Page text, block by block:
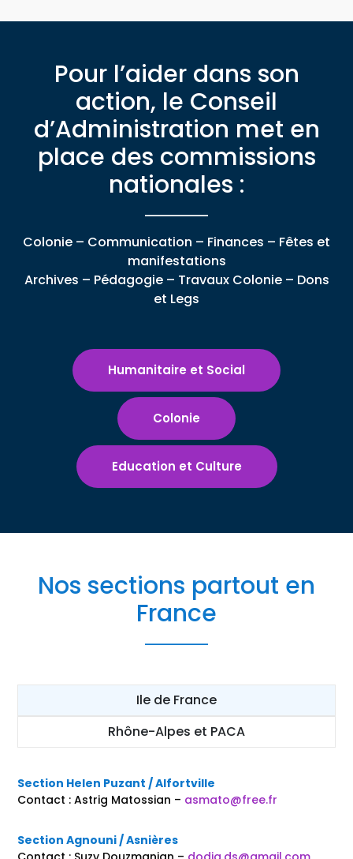
Pour l’aider dans son
action, le Conseil
d’Administration met en
place des commissions
nationales :
Colonie – Communication – Finances – Fêtes et
manifestations
Archives – Pédagogie – Travaux Colonie – Dons
et Legs
Humanitaire et Social
Colonie
Education et Culture
Nos sections partout en
France
Ile de France
Rhône-Alpes et PACA
Section Helen Puzant / Alfortville
Contact : Astrig Matossian – asmato@free.fr
Section Agnouni / Asnières